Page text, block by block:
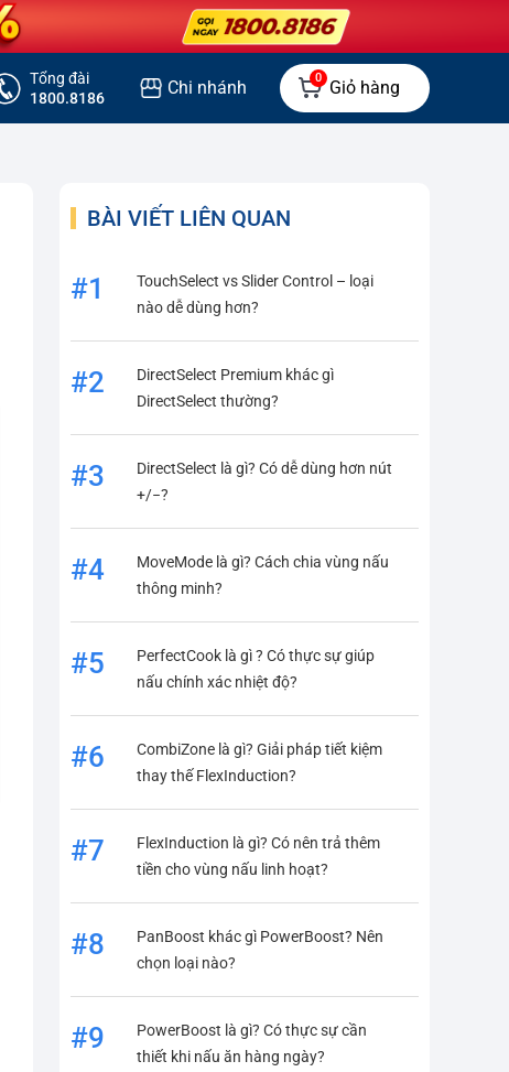
Tổng đài
1800.8186
Chi nhánh 0 Giỏ hàng
BÀI VIẾT LIÊN QUAN
#1
TouchSelect vs Slider Control – loại
nào dễ dùng hơn?
#2
DirectSelect Premium khác gì
DirectSelect thường?
#3
DirectSelect là gì? Có dễ dùng hơn nút
+/−?
#4
MoveMode là gì? Cách chia vùng nấu
thông minh?
#5
PerfectCook là gì ? Có thực sự giúp
nấu chính xác nhiệt độ?
#6
CombiZone là gì? Giải pháp tiết kiệm
thay thế FlexInduction?
#7
FlexInduction là gì? Có nên trả thêm
tiền cho vùng nấu linh hoạt?
#8
PanBoost khác gì PowerBoost? Nên
chọn loại nào?
#9
PowerBoost là gì? Có thực sự cần
thiết khi nấu ăn hàng ngày?